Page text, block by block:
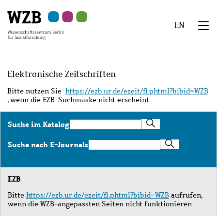
Hauptinhalt
springen
Navigation
springen
Suche
springen
Sekundärnavigation
springen
Fußzeile
springen
EN
Elektronische Zeitschriften
Bitte nutzen Sie https://ezb.ur.de/ezeit/fl.phtml?bibid=WZB
, wenn die EZB-Suchmaske nicht erscheint.
Suche im KatalogSuche
im
Katalog
Suche nach E-JournalsSuche
nach
Journals
EZB
Bitte https://ezb.ur.de/ezeit/fl.phtml?bibid=WZB aufrufen,
wenn die WZB-angepassten Seiten nicht funktionieren.